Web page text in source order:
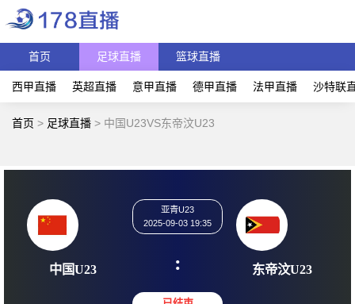
首页 足球直播 篮球直播
西甲直播 英超直播 意甲直播 德甲直播 法甲直播 沙特联
首页 > 足球直播 > 中国U23VS东帝汶U23
2025-09-03 19:35